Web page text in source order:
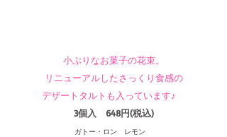
小ぶりなお菓子の花束。
リニューアルしたさっくり食感の
デザートタルトも入っています♪
3個入　648円(税込)
ガトー・ロン　レモン